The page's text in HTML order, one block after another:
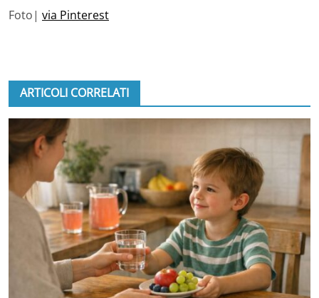
Foto| via Pinterest
ARTICOLI CORRELATI